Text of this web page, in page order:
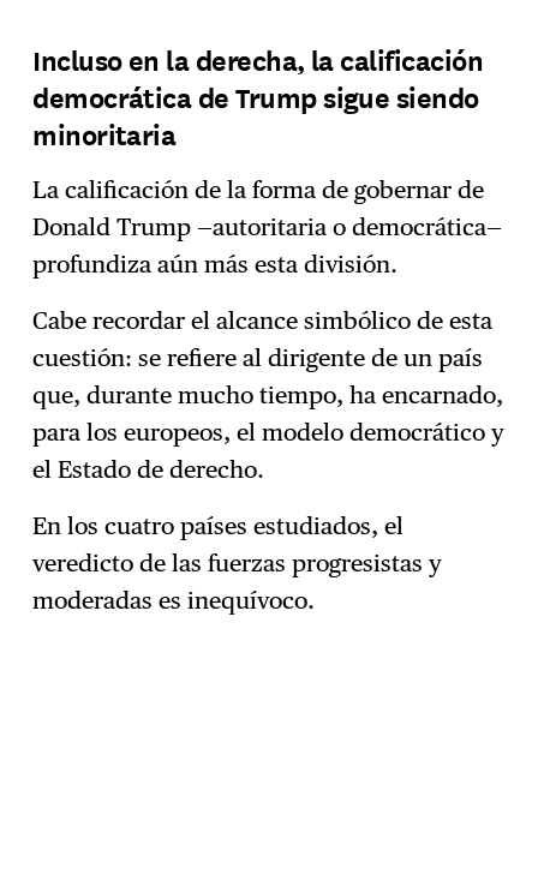
Incluso en la derecha, la calificación
democrática de Trump sigue siendo
minoritaria
La calificación de la forma de gobernar de
Donald Trump —autoritaria o democrática—
profundiza aún más esta división.
Cabe recordar el alcance simbólico de esta
cuestión: se refiere al dirigente de un país
que, durante mucho tiempo, ha encarnado,
para los europeos, el modelo democrático y
el Estado de derecho.
En los cuatro países estudiados, el
veredicto de las fuerzas progresistas y
moderadas es inequívoco.